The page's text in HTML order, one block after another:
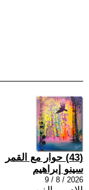
(43) حوار مع القمر
سينو إبراهيم
2026 / 8 / 9